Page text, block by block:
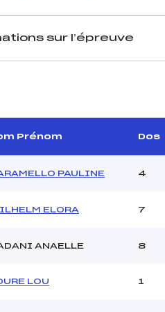
sur l’épreuve
:
:
Prénom Dos
PAULINE 4
ELORA 7
ANAELLE 8
LOU 1